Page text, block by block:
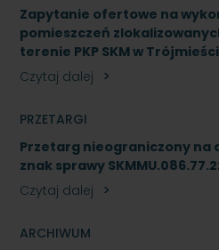
Zapytanie ofertowe na
pomieszczeń
terenie PKP SKM w
Czytaj dalej
PRZETARGI
Przetarg nieograniczony na
znak sprawy
Czytaj dalej
ARCHIWUM